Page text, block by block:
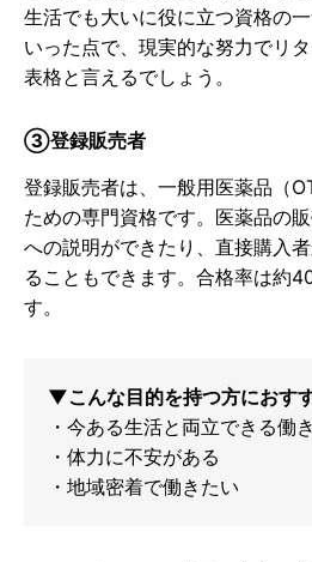
生活でも大いに役に立つ資格の
いった点で、現実的な努力でリ
表格と言えるでしょう。
③登録販売者
登録販売者は、一般用医薬品（
ための専門資格です。医薬品の
への説明ができたり、直接購入
ることもできます。合格率は約
す。
▼こんな目的を持つ方におす
・今ある生活と両立できる働
・体力に不安がある
・地域密着で働きたい